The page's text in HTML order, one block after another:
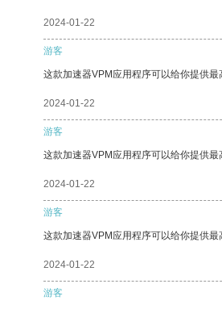
2024-01-22
游客
这款加速器VPM应用程序可以给你提供
2024-01-22
游客
这款加速器VPM应用程序可以给你提供
2024-01-22
游客
这款加速器VPM应用程序可以给你提供
2024-01-22
游客